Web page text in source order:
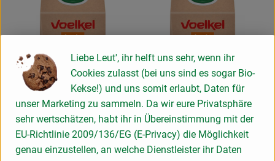
Produkt zum Warenkorb hinzufügen
Liebe Leut', ihr helft uns sehr, wenn ihr
Cookies zulasst (bei uns sind es sogar Bio-
Kekse!) und uns somit erlaubt, Daten für
unser Marketing zu sammeln. Da wir eure Privatsphäre
sehr wertschätzen, habt ihr in Übereinstimmung mit der
EU-Richtlinie 2009/136/EG (E-Privacy) die Möglichkeit
genau einzustellen, an welche Dienstleister ihr Daten